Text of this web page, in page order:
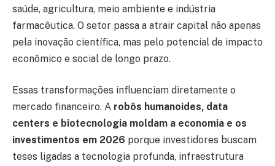
saúde, agricultura, meio ambiente e indústria
farmacêutica. O setor passa a atrair capital não apenas
pela inovação científica, mas pelo potencial de impacto
econômico e social de longo prazo.
Essas transformações influenciam diretamente o
mercado financeiro. A robôs humanoides, data
centers e biotecnologia moldam a economia e os
investimentos em 2026 porque investidores buscam
teses ligadas a tecnologia profunda, infraestrutura